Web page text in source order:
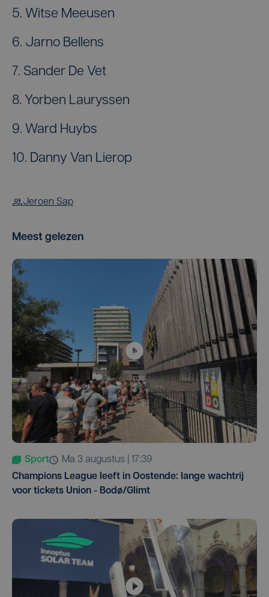
5. Witse Meeusen
6. Jarno Bellens
7. Sander De Vet
8. Yorben Lauryssen
9. Ward Huybs
10. Danny Van Lierop
Jeroen Sap
Meest gelezen
Sport
ma 3 augustus | 17:39
Champions League leeft in Oostende: lange wachtrij
voor tickets Union - Bodø/Glimt